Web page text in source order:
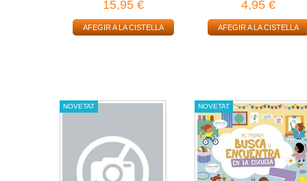
15,95 €
AFEGIR A LA CISTELLA
4,95 €
AFEGIR A LA CISTELLA
NOVETAT NOVETAT